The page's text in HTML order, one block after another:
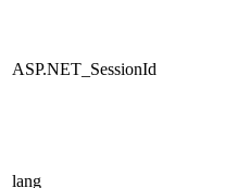
ASP.NET_SessionId
lang